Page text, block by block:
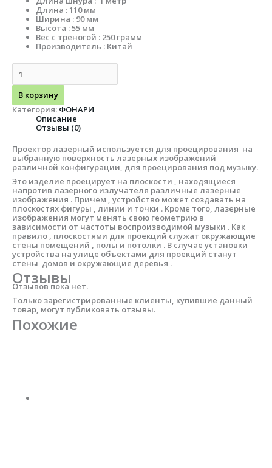
Длина : 110 мм
Ширина : 90 мм
Высота : 55 мм
Вес с треногой : 250 грамм
Производитель : Китай
В корзину
Категория: ФОНАРИ
Описание
Отзывы (0)
Проектор лазерный используется для проецирования на
выбранную поверхность лазерных изображений
различной конфигурации, для проецирования под музыку.
Это изделие проецирует на плоскости , находящиеся
напротив лазерного излучателя различные лазерные
изображения . Причем , устройство может создавать на
плоскостях фигуры , линии и точки . Кроме того, лазерные
изображения могут менять свою геометрию в
зависимости от частоты воспроизводимой музыки . Как
правило , плоскостями для проекций служат окружающие
стены помещений , полы и потолки . В случае установки
устройства на улице объектами для проекций станут
стены домов и окружающие деревья .
Отзывы
Отзывов пока нет.
Только зарегистрированные клиенты, купившие данный
товар, могут публиковать отзывы.
Похожие